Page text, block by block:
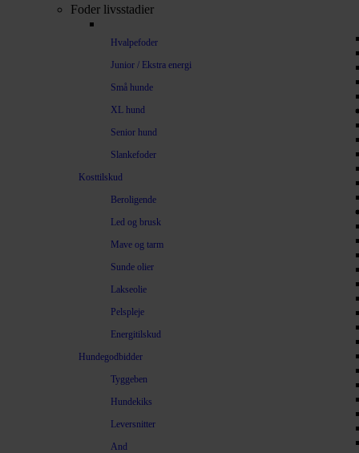
Foder livsstadier
Hvalpefoder
Junior / Ekstra energi
Små hunde
XL hund
Senior hund
Slankefoder
Kosttilskud
Beroligende
Led og brusk
Mave og tarm
Sunde olier
Lakseolie
Pelspleje
Energitilskud
Hundegodbidder
Tyggeben
Hundekiks
Leversnitter
And